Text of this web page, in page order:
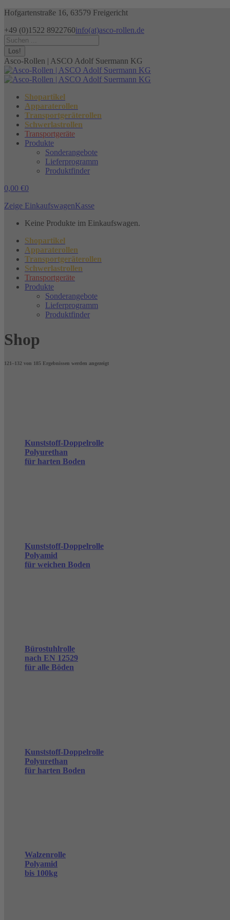
Zum
springen
Hofgartenstraße 16, 63579 Freigericht
+49 (0)1522 8922760info(at)asco-rollen.de
Facebook
page
opens
in
new
window
Instagram
page
opens
in
new
window
X
page
opens
in
new
window
Search:
Asco-Rollen | ASCO Adolf Suermann KG
Shopartikel
Apparaterollen
Transportgeräterollen
Schwerlastrollen
Transportgeräte
Produkte
Sonderangebote
Lieferprogramm
Produktfinder
0,00 €0
Zeige EinkaufswagenKasse
Keine Produkte im Einkaufswagen.
Shopartikel
Apparaterollen
Transportgeräterollen
Schwerlastrollen
Transportgeräte
Produkte
Sonderangebote
Lieferprogramm
Produktfinder
Shop
121–132 von 185 Ergebnissen werden angezeigt
Kunststoff-Doppelrolle
Polyurethan
für harten Boden
Kunststoff-Doppelrolle
Polyamid
für weichen Boden
Bürostuhlrolle
nach EN 12529
für alle Böden
Kunststoff-Doppelrolle
Polyurethan
für harten Boden
Walzenrolle
Polyamid
bis 100kg